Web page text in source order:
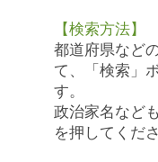
【検索方法】
都道府県など
て、「検索」
す。
政治家名など
を押してくださ